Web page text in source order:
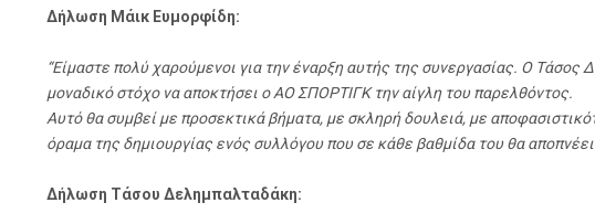
Δήλωση Μάικ Ευμορφίδη:
“Είμαστε πολύ χαρούμενοι για την έναρξη αυτής της συνεργασίας. Ο
μοναδικό στόχο να αποκτήσει ο ΑΟ ΣΠΟΡΤΙΓΚ την αίγλη του παρελθόντος.
Αυτό θα συμβεί με προσεκτικά βήματα, με σκληρή δουλειά, με
όραμα της δημιουργίας ενός συλλόγου που σε κάθε βαθμίδα του θα
Δήλωση Τάσου Δελημπαλταδάκη: